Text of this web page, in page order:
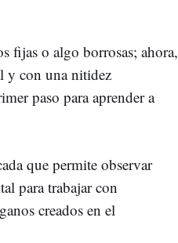
fijas o algo borrosas; ahora,
y con una nitidez
paso para aprender a
que permite observar
para trabajar con
creados en el